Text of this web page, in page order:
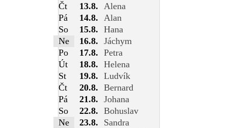
Čt
13.8.
Alena
Pá
14.8.
Alan
So
15.8. Hana
Ne
16.8. Jáchym
Po
17.8. Petra
Út
18.8. Helena
St
19.8. Ludvík
Čt
20.8. Bernard
Pá
21.8. Johana
So
22.8. Bohuslav
Ne
23.8.
Sandra